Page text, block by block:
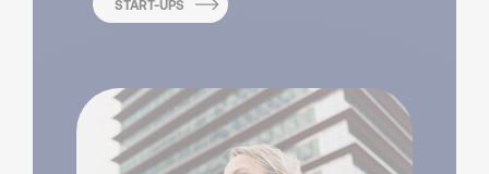
START-UPS